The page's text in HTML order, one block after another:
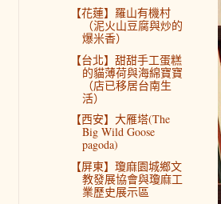
【花蓮】羅山有機村
（泥火山豆腐與炒的
爆米香）
【台北】甜甜手工蛋糕
的貓薄荷與海綿寶寶
（店已移居台南生
活）
【西安】大雁塔(The
Big Wild Goose
pagoda)
【屏東】瓊麻園城鄉文
教發展協會與瓊麻工
業歷史展示區